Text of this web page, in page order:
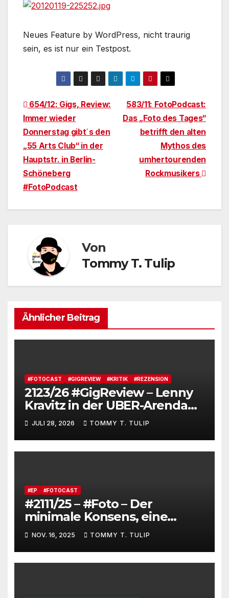
Neues Feature by WordPress, nicht traurig
sein, es ist nur ein Testpost.
Beitragsnavigation
583/11: FotoPodcast:
Das „Foto des Tages“
betrifft den alten
Mythos des
umhertourenden
Rockmusikers
654/12: Gigs, Review:
Immer wieder
Donnerstag gibt´s den
„55 Arts Club“ in der
Hauptstr. in Berlin-
Schöneberg
#FotoPodcast
Von
Tommy T. Tulip
Ähnlicher Beitrag
#FOTOCAST #GIGREVIEW #KRITIK #REZENSION
2123/26 #GigReview – Lenny
Kravitz in der UBER-Arenda
#LetLoveRule – Deutsche Cis-
Kartoffel zieht nochmal die
Lederjacke an. Tommy, das
Brot, besucht Lenny Kravitz
JULI 28, 2026 TOMMY T. TULIP
#EP #FOTOCAST
#2111/25 – #Foto – Der
minimale Konsens, eine
Berliner Band der Achtziger
Jahre – Altes Bandfoto
aufgetaucht
NOV. 16, 2025 TOMMY T. TULIP